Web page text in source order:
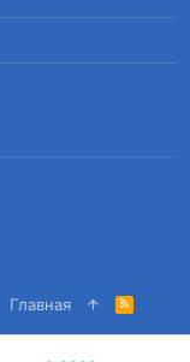
Главная
R
S
S